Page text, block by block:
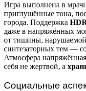
Игра выполнена в
приглушённые тона,
города. Поддержка
даже в напряжённых
от тишины,
синтезаторных тем —
Атмосфера
себя не жертвой, а
Социальные